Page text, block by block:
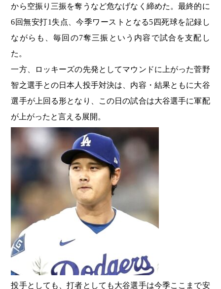
から空振り三振を奪うなど危なげなく締めた。最終的に
6回無安打1失点、今季ワーストとなる5四死球を記録し
ながらも、毎回の7奪三振という内容で試合を支配し
た。
一方、ロッキーズの先発としてマウンドに上がった菅野
智之選手との日本人投手対決は、内容・結果ともに大谷
選手が上回る形となり、この日の試合は大谷選手に軍配
が上がったと言える展開。
投手としても、打者としても大谷選手は今季ここまで安